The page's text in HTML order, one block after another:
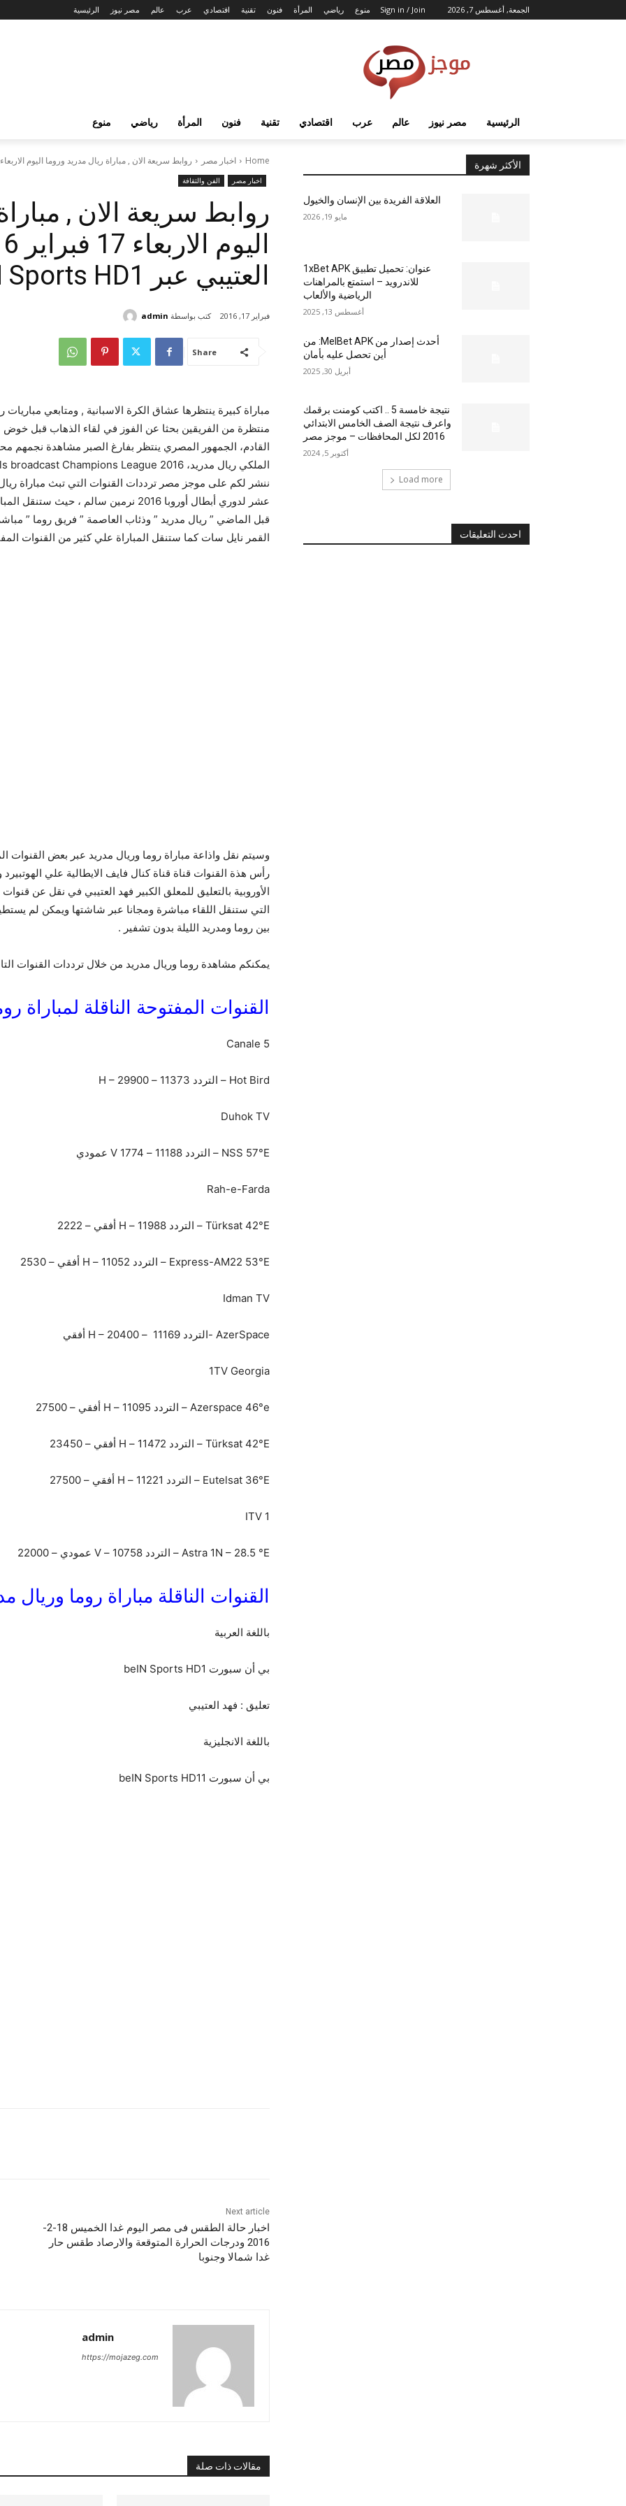
الجمعة, أغسطس 7, 2026 Sign in / Join الرئيسية مصر نيوز عالم عرب اقتصادي تقنية فنون المرأة رياضي منوع
الرئيسية مصر نيوز عالم عرب اقتصادي تقنية فنون المرأة رياضي منوع
Home اخبار مصر روابط سريعة الان , مباراة ريال مدريد وروما اليوم الاربعاء 17
اخبار مصر الفن والثقافة
روابط سريعة الان ,
العتيبي عبر beIN Sports HD1
فبراير 17, 2016 كتب بواسطة admin
Share
القادم، الجمهور المصري ينتظر بفارغ الصبر مشاهدة نجمهم
ننشر لكم على موجز مصر ترددات القنوات التي تبث مباراة
عشر لدوري أبطال أوروبا 2016 نرمين
قبل الماضي ” ريال مدريد ” وذئاب العاصمة ” فريق روما ”
القمر نايل سات كما ستنقل المباراة علي كثير من القنوات
وسيتم نقل واذاعة مباراة روما وريال مدريد عبر بعض
رأس هذة القنوات قناة قناة كنال فايف الايطالية علي
الأوروبية بالتعليق للمعلق الكبير فهد العتيبي في نقل عن
التي ستنقل اللقاء مباشرة ومجانا عبر شاشتها ويمكن لم
بين روما ومدريد الليلة بدون تشفير .
يمكنكم مشاهدة روما وريال مدريد من خلال ترددات القنوات
القنوات المفتوحة الناقلة لمباراة
Canale 5
Hot Bird – التردد 11373 – H – 29900
Duhok TV
NSS 57°E – التردد 11188 – V 1774 عمودي
Rah-e-Farda
Türksat 42°E – التردد 11988 – H أفقي – 2222
Express-AM22 53°E – التردد 11052 – H أفقي – 2530
Idman TV
AzerSpace -التردد 11169 – H – 20400 أفقي
1TV Georgia
Azerspace 46°e – التردد 11095 – H أفقي – 27500
Türksat 42°E – التردد 11472 – H أفقي – 23450
Eutelsat 36°E – التردد 11221 – H أفقي – 27500
ITV 1
Astra 1N – 28.5 °E – التردد 10758 – V عمودي – 22000
القنوات الناقلة مباراة روما وريال
باللغة العربية
بي أن سبورت beIN Sports HD1
تعليق : فهد العتيبي
باللغة الانجليزية
بي أن سبورت beIN Sports HD11
Next article
اخبار حالة الطقس فى مصر اليوم غدا الخميس 18-2-
2016 ودرجات الحرارة المتوقعة والارصاد طقس حار
غدا شمالا وجنوبا
admin
https://mojazeg.com
مقالات ذات صلة
الأكثر شهرة
العلاقة الفريدة بين الإنسان والخيول
مايو 19, 2026
عنوان: تحميل تطبيق 1xBet APK
للاندرويد – استمتع بالمراهنات
الرياضية والألعاب
أغسطس 13, 2025
أحدث إصدار من MelBet APK: من
أين تحصل عليه بأمان
أبريل 30, 2025
نتيجة خامسة 5 .. اكتب كومنت برقمك
واعرف نتيجة الصف الخامس الابتدائي
2016 لكل المحافظات – موجز مصر
أكتوبر 5, 2024
Load more
احدث التعليقات